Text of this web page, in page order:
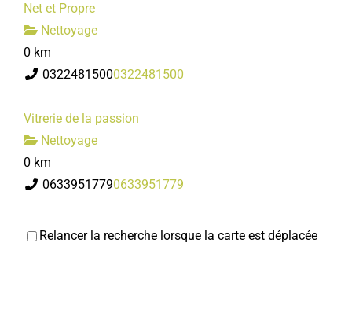
Net et Propre
Nettoyage
0 km
03224815000322481500
Vitrerie de la passion
Nettoyage
0 km
06339517790633951779
Relancer la recherche lorsque la carte est déplacée